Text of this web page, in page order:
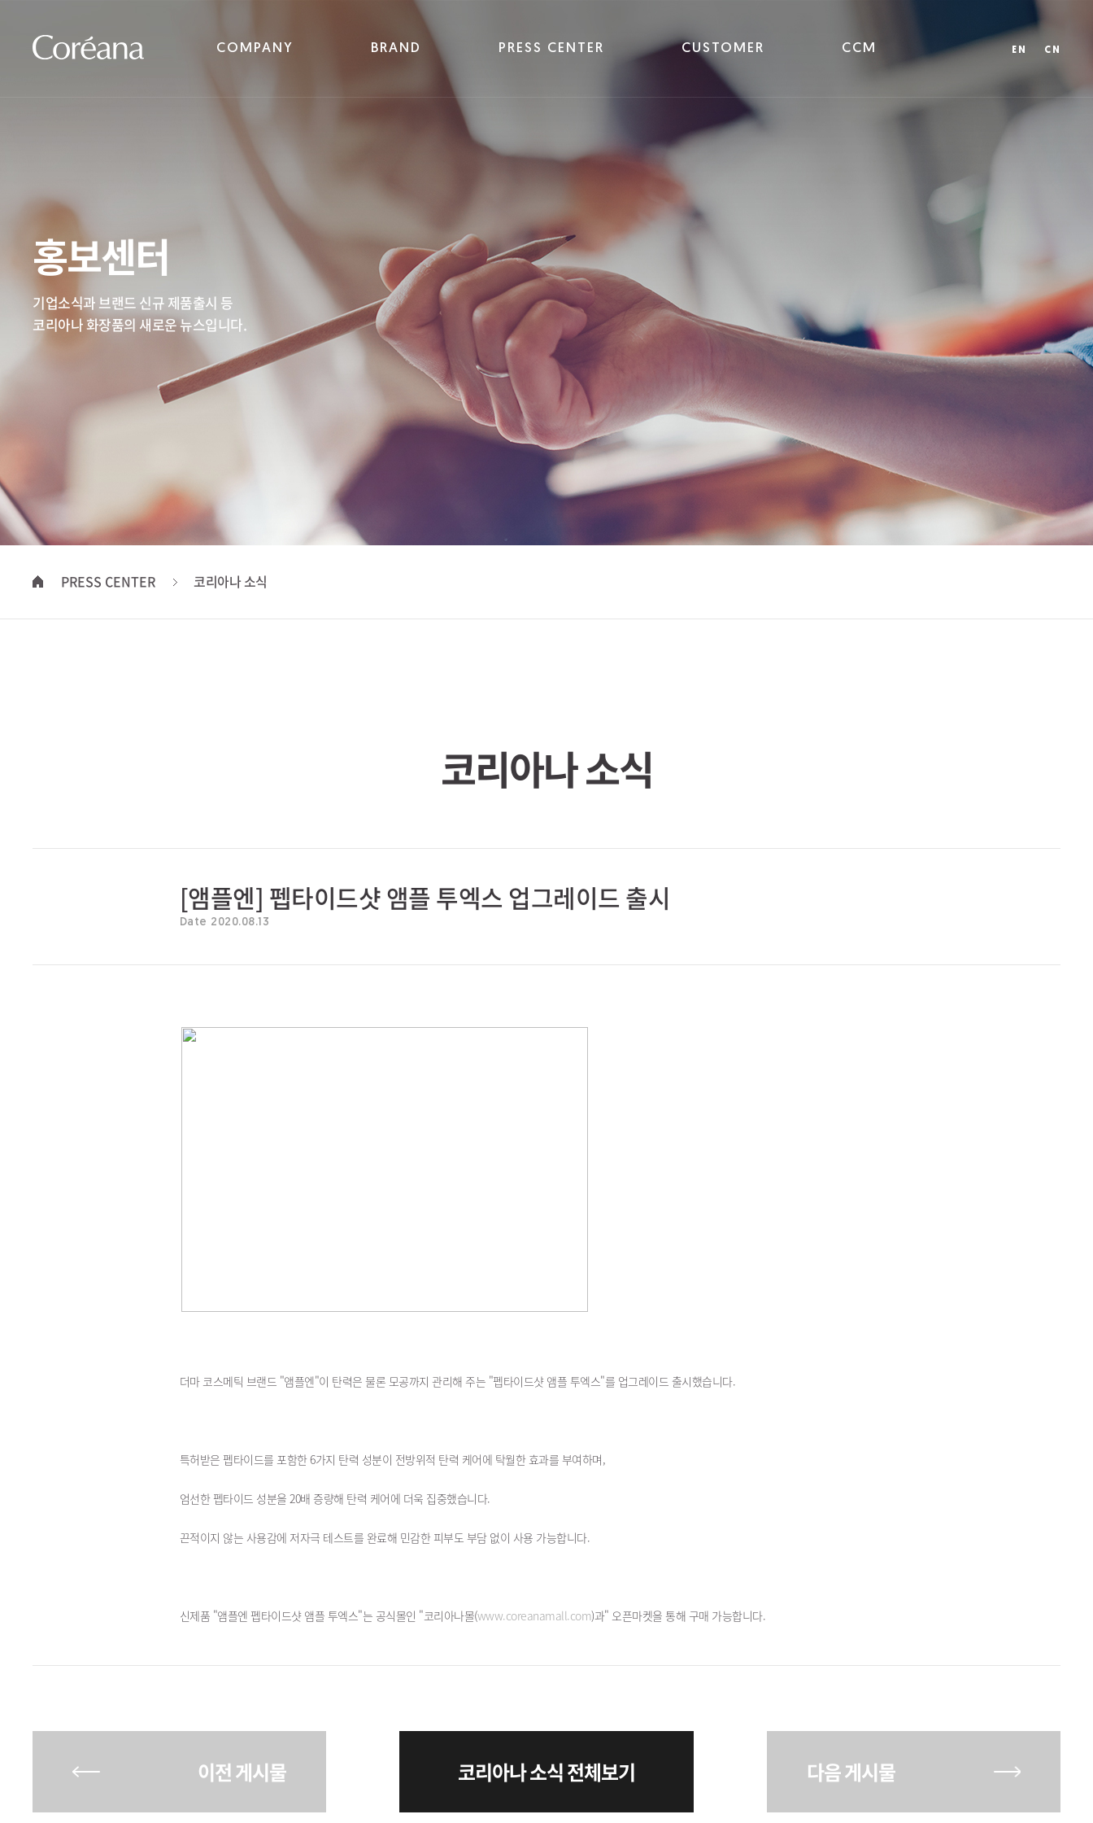
COMPANY BRAND PRESS CENTER CUSTOMER CCM EN CN
홍보센터
기업소식과 브랜드 신규 제품출시 등
코리아나 화장품의 새로운 뉴스입니다.
PRESS CENTER 코리아나 소식
[앰플엔] 펩타이드샷 앰플 투엑스 업그레이드 출시
Date 2020.08.13
더마 코스메틱 브랜드 "앰플엔"이 탄력은 물론 모공까지 관리해 주는 "펩타이드샷 앰플 투엑스"를 업그레이드 출시했습니다.
특허받은 펩타이드를 포함한 6가지 탄력 성분이 전방위적 탄력 케어에 탁월한 효과를 부여하며,
엄선한 펩타이드 성분을 20배 증량해 탄력 케어에 더욱 집중했습니다.
끈적이지 않는 사용감에 저자극 테스트를 완료해 민감한 피부도 부담 없이 사용 가능합니다.
신제품 "앰플엔 펩타이드샷 앰플 투엑스"는 공식몰인 "코리아나몰(www.coreanamall.com)과" 오픈마켓을 통해 구매 가능합니다.
이전 게시물 코리아나 소식 전체보기 다음 게시물